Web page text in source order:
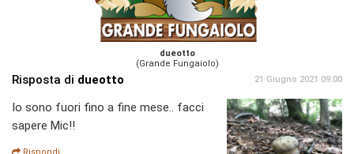
dueotto
(Grande Fungaiolo)
Risposta di dueotto 21 Giugno 2021 09:00
Io sono fuori fino a fine mese.. facci
sapere Mic!!